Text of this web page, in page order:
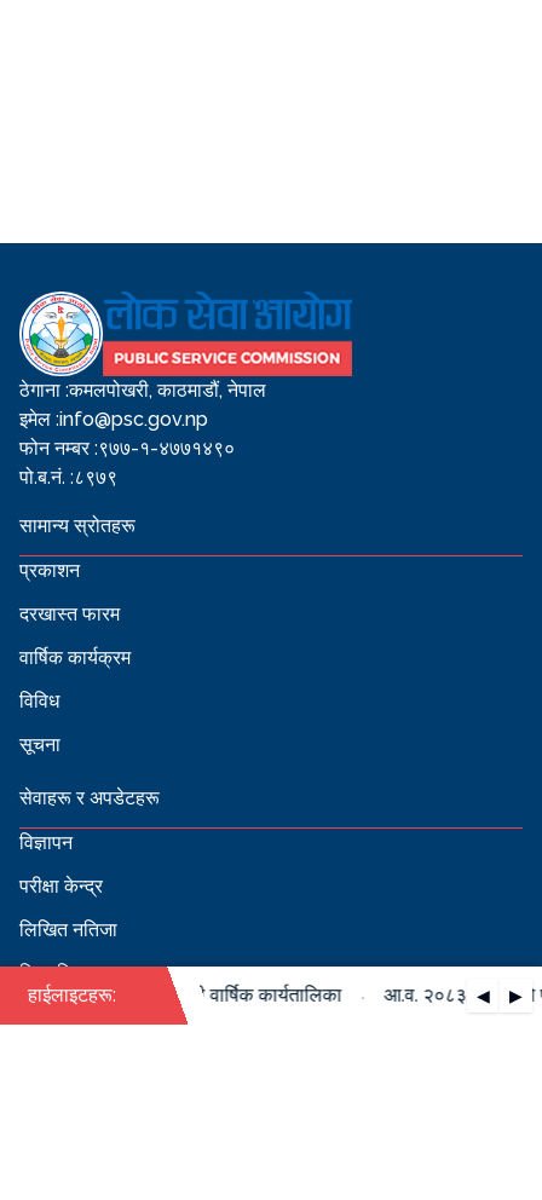
ठेगाना :कमलपोखरी, काठमाडौं, नेपाल
इमेल :info@psc.gov.np
फोन नम्बर :९७७-१-४७७१४९०
पो.ब.नं. :८९७९
सामान्य स्रोतहरू
प्रकाशन
दरखास्त फारम
वार्षिक कार्यक्रम
विविध
सूचना
सेवाहरू र अपडेटहरू
विज्ञापन
परीक्षा केन्द्र
लिखित नतिजा
सिफारिस
हाईलाइटहरू: ◀ ▶
०८४ को पदपूर्ति सम्बन्धी वार्षिक कार्यतालिका आ.व. २०८३/०८४ को